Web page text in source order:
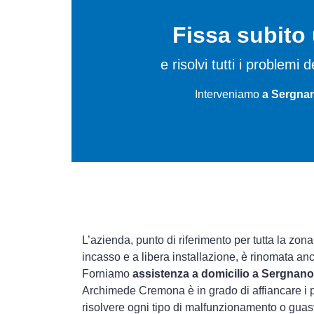
Fissa subito
e risolvi tutti i problemi
Interveniamo a
L’azienda, punto di riferimento per tutta la
incasso e a libera installazione, è rinomata
Forniamo assistenza a domicilio a Sergnano
Archimede Cremona è in grado di affiancare i
risolvere ogni tipo di malfunzionamento o